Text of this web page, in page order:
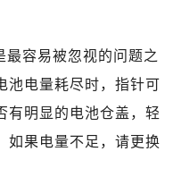
最容易被忽视的问题之
池电量耗尽时，指针可
有明显的电池仓盖，轻
如果电量不足，请更换